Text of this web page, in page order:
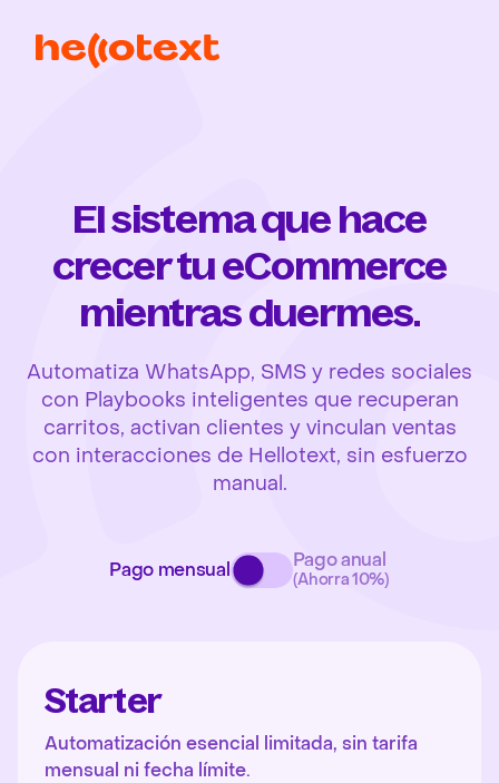
El sistema que hace
crecer tu eCommerce
mientras duermes.
Automatiza WhatsApp, SMS y redes sociales
con Playbooks inteligentes que recuperan
carritos, activan clientes y vinculan ventas
con interacciones de Hellotext, sin esfuerzo
manual.
Pago mensual Pago anual
(Ahorra 10%)
Starter
Automatización esencial limitada, sin tarifa
mensual ni fecha límite.